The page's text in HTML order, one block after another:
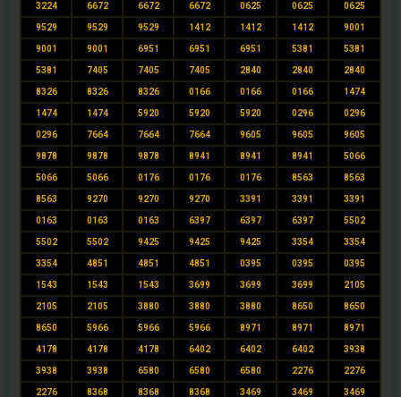
3224 6672 6672 6672 0625 0625 0625
9529 9529 9529 1412 1412 1412 9001
9001 9001 6951 6951 6951 5381 5381
5381 7405 7405 7405 2840 2840 2840
8326 8326 8326 0166 0166 0166 1474
1474 1474 5920 5920 5920 0296 0296
0296 7664 7664 7664 9605 9605 9605
9878 9878 9878 8941 8941 8941 5066
5066 5066 0176 0176 0176 8563 8563
8563 9270 9270 9270 3391 3391 3391
0163 0163 0163 6397 6397 6397 5502
5502 5502 9425 9425 9425 3354 3354
3354 4851 4851 4851 0395 0395 0395
1543 1543 1543 3699 3699 3699 2105
2105 2105 3880 3880 3880 8650 8650
8650 5966 5966 5966 8971 8971 8971
4178 4178 4178 6402 6402 6402 3938
3938 3938 6580 6580 6580 2276 2276
2276 8368 8368 8368 3469 3469 3469